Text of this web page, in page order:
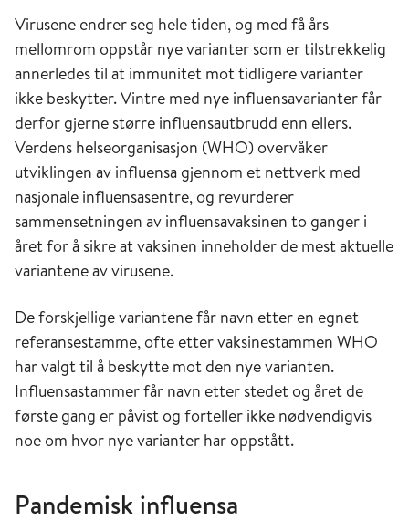
Virusene endrer seg hele tiden, og med få års
mellomrom oppstår nye varianter som er tilstrekkelig
annerledes til at immunitet mot tidligere varianter
ikke beskytter. Vintre med nye influensavarianter får
derfor gjerne større influensautbrudd enn ellers.
Verdens helseorganisasjon (WHO) overvåker
utviklingen av influensa gjennom et nettverk med
nasjonale influensasentre, og revurderer
sammensetningen av influensavaksinen to ganger i
året for å sikre at vaksinen inneholder de mest aktuelle
variantene av virusene.
De forskjellige variantene får navn etter en egnet
referansestamme, ofte etter vaksinestammen WHO
har valgt til å beskytte mot den nye varianten.
Influensastammer får navn etter stedet og året de
første gang er påvist og forteller ikke nødvendigvis
noe om hvor nye varianter har oppstått.
Pandemisk influensa